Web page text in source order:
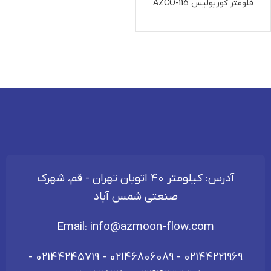
فلومتر کوریولیس AZCO-115
آدرس: کیلومتر 40 اتوبان تهران - قم، شهرک
صنعتی شمس آباد
Email: info@azmoon-flow.com
02144221969
-
02146806089
-
02144245719
-